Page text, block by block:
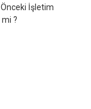
İşletim
?